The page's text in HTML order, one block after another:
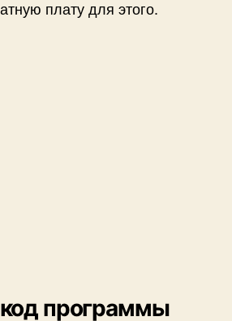
плату для этого.
программы